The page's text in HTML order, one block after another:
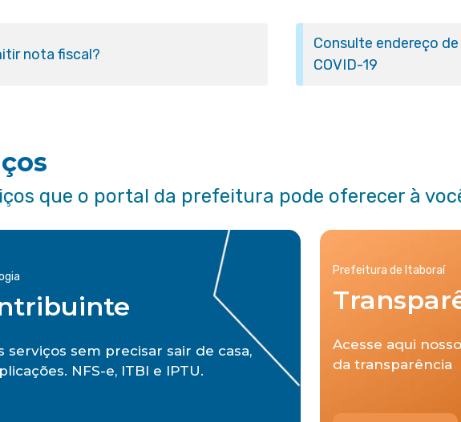
nota fiscal?
Consulte endereço
COVID-19
que o portal da prefeitura pode oferecer à
serviços sem precisar sair de casa,
NFS-e, ITBI e IPTU.
Prefeitura de Itaboraí
Acesse aqui
da transparência